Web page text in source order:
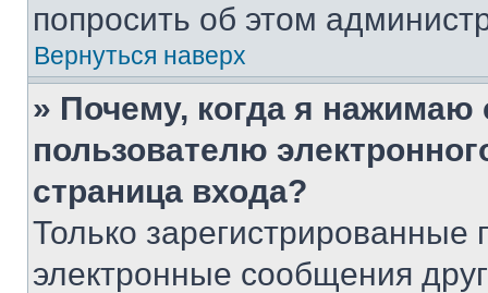
попросить об этом
Вернуться наверх
» Почему, когда я нажимаю
пользователю
страница входа?
Только зарегистрированные
электронные сообщения